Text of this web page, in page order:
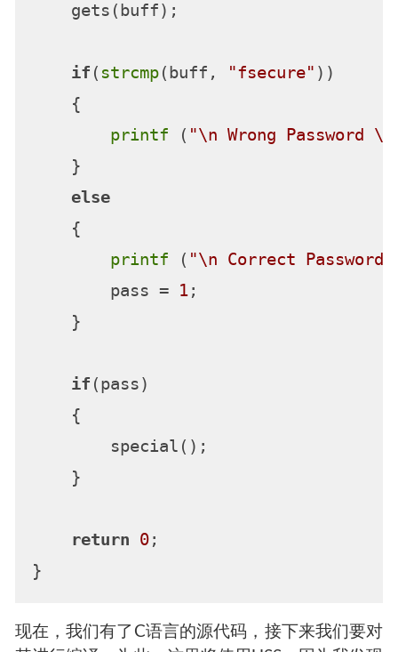
    gets(buff);
if ( strcmp(buff, "fsecure" ))
    {
printf ( "\n Wrong Password
    }
else
    {
printf ( "\n Correct Password
        pass =
1;
    }
if (pass)
    {
        special();
    }
return 0;
现在，我们有了C语言的源代码，接下来我们要对